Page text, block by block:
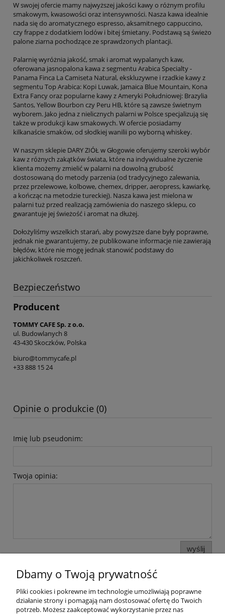
W swojej ofercie mamy najwyższej jakości kawy o różnym profilu
smakowym, kwasowości oraz intensywności. Nasza kawa idealnie
nada się do aromatycznego espresso, aksamitnego cappuccino,
czy frappe z dodatkiem lodów i bitej śmietany. Podstawą są świeżo
palone ziarna pochodzące ze sprawdzonych plantacji.
Palarnię wyróżnia jakość, smak i aromat wypalanych kaw,
oferowana jasnopalona kawa z segmentu Arabica Specialty -
Panama Finca La Camiseta Natural, ekskluzywne i rzadkie kawy z
segmentu Top Arabica: Kopi Luwak, Jamaica Blue Mountain, Kona
Extra Fancy oraz popularne kawy z Ameryki Południowej: Brazylia
Santos, Yellow Bourbon czy Peru HB, które są zawsze świetnym
wyborem. Jako jedna z nielicznych palarni w Polsce specjalizują się
także w produkcji kaw smakowych. W ofercie posiadamy
kilkanaście smaków, od słodkiej wanilii po wyborną whiskey.
W naszym sklepie DARY ZIÓŁ w Głogowie oferujemy szeroki wybór
kaw z różnych zakątków świata, które na indywidualne życzenie
klienta możemy zmielić w palarni na dowolną grubość
dostosowaną do metody parzenia (od tradycyjnego zalewania,
przez przelewowe, kolbowe, chemex, dripper, aeropress, kawiarkę,
a kończąc na metodzie tureckiej). Nasza kawa jest mielona w
palarni tuż przed realizacją zamówienia do naszego sklepu, co
gwarantuje jej świeżość i aromat na dłużej.
Dołożyliśmy wszelkich starań, aby powyższe dane były poprawne,
jednak nie gwarantujemy, że publikowane informacje nie zawierają
błędów, które nie mogę jednak stanowić podstawy do
jakichkoliwek roszczeń.
Bezpieczeństwo
Producent
TOMMY CAFE Sp. z o.o.
ul. Budowlanych 8
43-430 Skoczków, Polska
biuro@tommycafe.pl
+33 888 15 24
Opinie o produkcie (0)
Imię lub pseudonim:
Twoja opinia:
wyślij
Pomoc
Dbamy o Twoją prywatność
Pliki cookies i pokrewne im technologie umożliwiają poprawne
działanie strony i pomagają nam dostosować ofertę do Twoich
potrzeb. Możesz zaakceptować wykorzystanie przez nas